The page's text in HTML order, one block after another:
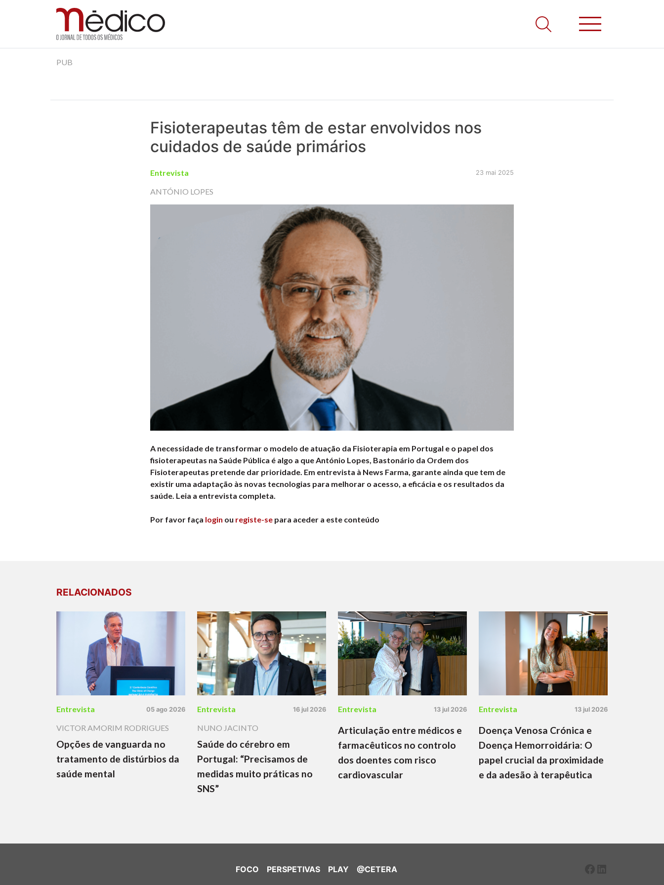
Jornal Médico
Médico – O Jornal de Todos os Médicos. Onde as notícias realmente contam! Tudo o que se passa na Saúde!
PUB
Fisioterapeutas têm de estar envolvidos nos
cuidados de saúde primários
Entrevista 23 mai 2025
ANTÓNIO LOPES
A necessidade de transformar o modelo de atuação da Fisioterapia em Portugal e o papel dos
fisioterapeutas na Saúde Pública é algo a que António Lopes, Bastonário da Ordem dos
Fisioterapeutas pretende dar prioridade. Em entrevista à News Farma, garante ainda que tem de
existir uma adaptação às novas tecnologias para melhorar o acesso, a eficácia e os resultados da
saúde. Leia a entrevista completa.
Por favor faça login ou registe-se para aceder a este conteúdo
RELACIONADOS
Entrevista 05 ago 2026
VICTOR AMORIM RODRIGUES
Opções de vanguarda no
tratamento de distúrbios da
saúde mental
Entrevista 16 jul 2026
NUNO JACINTO
Saúde do cérebro em
Portugal: “Precisamos de
medidas muito práticas no
SNS”
Entrevista 13 jul 2026
Articulação entre médicos e
farmacêuticos no controlo
dos doentes com risco
cardiovascular
Entrevista 13 jul 2026
Doença Venosa Crónica e
Doença Hemorroidária: O
papel crucial da proximidade
e da adesão à terapêutica
FOCO PERSPETIVAS PLAY @CETERA